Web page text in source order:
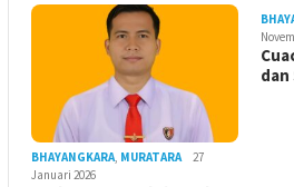
BHAYANGKARA, MURATARA
27
Januari 2026